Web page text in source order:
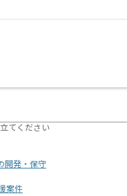
てください
開発・保守
案件